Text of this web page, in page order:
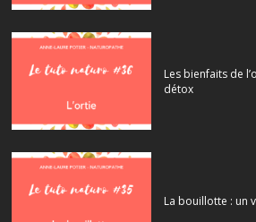
Les bienfaits de
détox
La bouillotte : un